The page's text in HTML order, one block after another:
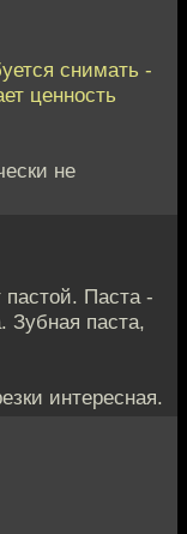
снимать -
ценность
не
Паста -
Зубная паста,
интересная.